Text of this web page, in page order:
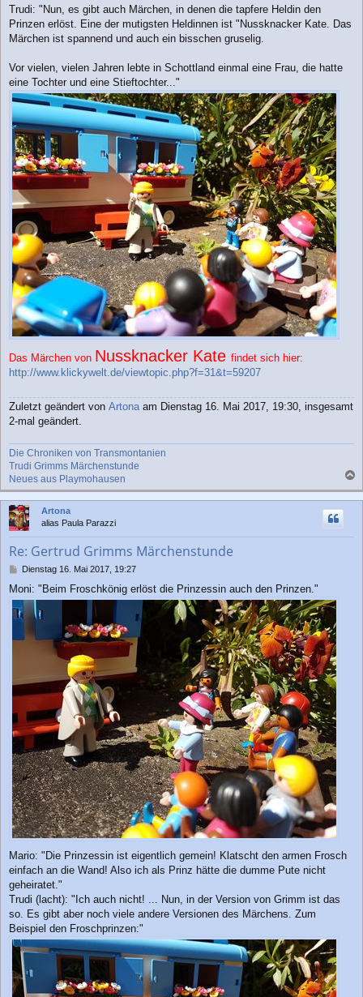
Trudi: "Nun, es gibt auch Märchen, in denen die tapfere Heldin den
Prinzen erlöst. Eine der mutigsten Heldinnen ist "Nussknacker Kate. Das
Märchen ist spannend und auch ein bisschen gruselig.
Vor vielen, vielen Jahren lebte in Schottland einmal eine Frau, die hatte
eine Tochter und eine Stieftochter..."
Das Märchen von Nussknacker Kate findet sich hier:
http://www.klickywelt.de/viewtopic.php?f=31&t=59207
Zuletzt geändert von Artonaam Dienstag 16. Mai 2017, 19:30, insgesamt
2-mal geändert.
Die Chroniken von Transmontanien
Trudi Grimms Märchenstunde
Neues aus Playmohausen
a
c
Artona
alias Paula Parazzi
Re: Gertrud Grimms Märchenstunde
B
i
r
g
Dienstag 16. Mai 2017, 19:27
Moni: "Beim Froschkönig erlöst die Prinzessin auch den Prinzen."
Mario: "Die Prinzessin ist eigentlich gemein! Klatscht den armen Frosch
einfach an die Wand! Also ich als Prinz hätte die dumme Pute nicht
geheiratet."
Trudi (lacht): "Ich auch nicht! ... Nun, in der Version von Grimm ist das
so. Es gibt aber noch viele andere Versionen des Märchens. Zum
Beispiel den Froschprinzen:"